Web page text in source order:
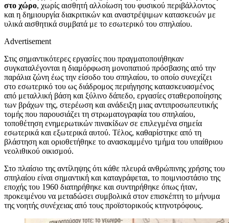
στο χώρο, χωρίς αισθητή αλλοίωση του φυσικού περιβάλλοντος
και η δημιουργία διακριτικών και αναστρέψιμων κατασκευών με
υλικά αισθητικά συμβατά με το εσωτερικό του σπηλαίου.
Advertisement
Στις σημαντικότερες εργασίες που πραγματοποιήθηκαν
συγκαταλέγονται η διαμόρφωση μονοπατιού πρόσβασης από την
παράλια ζώνη έως την είσοδο του σπηλαίου, το οποίο συνεχίζει
στο εσωτερικό του ως διάδρομος περιήγησης κατασκευασμένος
από μεταλλική βάση και ξύλινο δάπεδο, εργασίες σταθεροποίησης
των βράχων της, στερέωση και ανάδειξη μιας αντιπροσωπευτικής
τομής που παρουσιάζει τη στρωματογραφία του σπηλαίου,
τοποθέτηση ενημερωτικών πινακίδων σε επιλεγμένα σημεία
εσωτερικά και εξωτερικά αυτού. Τέλος, καθαρίστηκε από τη
βλάστηση και οριοθετήθηκε το ανασκαμμένο τμήμα του υπαίθριου
νεολιθικού οικισμού.
Στο πλαίσιο της αντίληψης ότι κάθε πλευρά ανθρώπινης χρήσης του
σπηλαίου είναι σημαντική και καταγράφεται, το ποιμνιοστάσιο της
εποχής του 1960 διατηρήθηκε και συντηρήθηκε όπως ήταν,
προκειμένου να μεταδώσει συμβολικά στον επισκέπτη το μήνυμα
της νοητής συνέχειας από τους προϊστορικούς κτηνοτρόφους.